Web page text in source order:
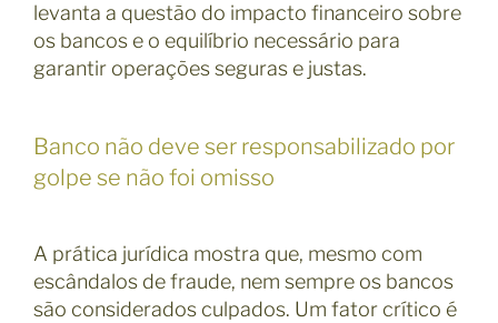
levanta a questão do impacto financeiro sobre
os bancos e o equilíbrio necessário para
garantir operações seguras e justas.
Banco não deve ser responsabilizado por
golpe se não foi omisso
A prática jurídica mostra que, mesmo com
escândalos de fraude, nem sempre os bancos
são considerados culpados. Um fator crítico é